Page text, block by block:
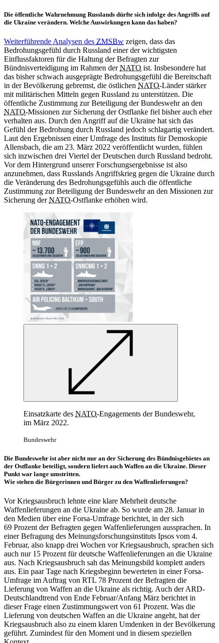
Die öffentliche Wahrnehmung Russlands dürfte sich infolge des Angriffs auf
die Ukraine verändern. Welche Auswirkungen kann das haben?
Weiterführende Analysen des ZMSBw zeigen, dass das
Bedrohungsgefühl durch Russland einer der wichtigsten
Einflussfaktoren für die Haltung der Befragten zur
Bündnisverteidigung im Rahmen derNATO ist. Insbesondere hat
das bisher schwach ausgeprägte Bedrohungsgefühl die Bereitschaft
in der Bevölkerung gebremst, die östlichen NATO-Länder stärker
mit militärischen Mitteln gegen Russland zu unterstützen. Die
öffentliche Zustimmung zur Beteiligung der Bundeswehran den
NATO-Missionen zur Sicherung der Ostflanke fiel bisher auch eher
verhalten aus. Durch den Angriff auf die Ukraine hat sich das
Gefühl der Bedrohung durch Russland jedoch schlagartig verändert.
Laut den Ergebnissen einer Umfrage des Instituts für Demoskopie
Allensbach, die am 23. März 2022 veröffentlicht wurden, fühlen
sich inzwischen drei Viertel der Deutschen durch Russland bedroht.
Vor dem Hintergrund unserer Forschungsergebnisse ist also
anzunehmen, dass Russlands Angriffskrieg gegen die Ukraine durch
die Veränderung des Bedrohungsgefühls auch die öffentliche
Zustimmung zur Beteiligung der Bundeswehran den Missionen zur
Sicherung derNATO-Ostflanke erhöhen wird.
Einsatzkarte des NATO-Engagements der Bundeswehr,
im März 2022.
Bundeswehr
Die Bundeswehr ist aber nicht nur an der Sicherung des Bündnisgebietes an
der Ostflanke beteiligt, sondern liefert auch Waffen an die Ukraine. Dieser
Punktwar lange umstritten.
Wie stehen die Bürgerinnen und Bürger zu den Waffenlieferungen?
Vor Kriegsausbruch lehnte eine klare Mehrheit deutsche
Waffenlieferungen an die Ukraine ab. So wurde am 28. Januarin
den Medien über eine Forsa-Umfrage berichtet, in der sich
69 Prozent der Befragten gegen Waffenlieferungen aussprachen. In
einer Befragung des Meinungsforschungsinstituts Ipsos vom 4.
Februar, also knapp drei Wochen vor Kriegsausbruch, sprachen sich
auch nur 15 Prozent für deutsche Waffenlieferungen an die Ukraine
aus. Nach Kriegsausbruch sah das Meinungsbild komplett anders
aus. Ein paar Tage nach Kriegsbeginn bewerteten in einer Forsa-
Umfrage im Auftrag von RTL 78 Prozent der Befragten die
Lieferung von Waffen an die Ukraine als richtig. Auch der ARD-
Deutschlandtrend von Ende Februar/Anfang März berichtet in
dieser Frage einen Zustimmungswert von 61 Prozent. Was die
Lieferung von deutschen Waffen an die Ukraine angeht, hat der
Kriegsausbruch also zu einem klaren Umdenken in der Bevölkerung
geführt. Zumindest für den Moment und in diesem speziellen